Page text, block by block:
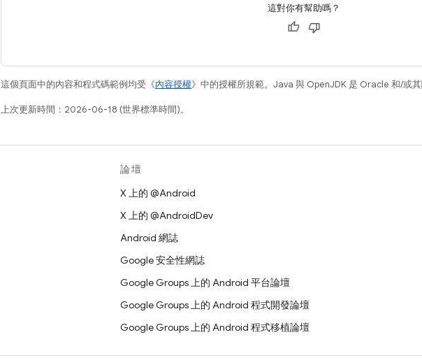
這對你有幫助嗎？
這個頁面中的內容和程式碼範例均受《內容授權》中的授權所規範。Java 與 OpenJDK 是 Oracle 和/或
上次更新時間：2026-06-18 (世界標準時間)。
論壇
X 上的 @Android
X 上的 @AndroidDev
Android 網誌
Google 安全性網誌
Google Groups 上的 Android 平台論壇
Google Groups 上的 Android 程式開發論壇
Google Groups 上的 Android 程式移植論壇